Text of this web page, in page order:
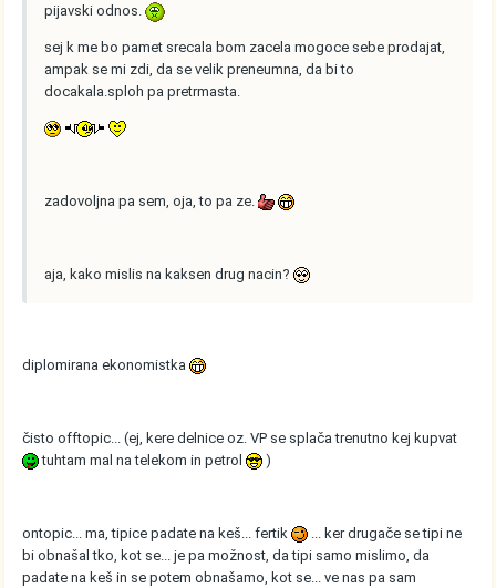
pijavski odnos.
sej k me bo pamet srecala bom zacela mogoce sebe prodajat,
ampak se mi zdi, da se velik preneumna, da bi to
docakala.sploh pa pretrmasta.
zadovoljna pa sem, oja, to pa ze.
aja, kako mislis na kaksen drug nacin?
diplomirana ekonomistka
čisto offtopic... (ej, kere delnice oz. VP se splača trenutno kej kupvat
tuhtam mal na telekom in petrol
)
ontopic... ma, tipice padate na keš... fertik
... ker drugače se tipi ne
bi obnašal tko, kot se... je pa možnost, da tipi samo mislimo, da
padate na keš in se potem obnašamo, kot se... ve nas pa sam